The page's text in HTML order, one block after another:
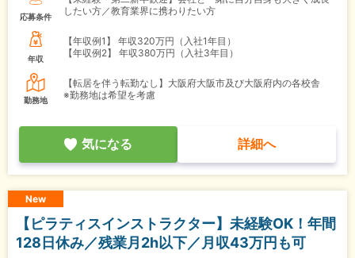
応募条件
したい方／教育業界に携わりたい方
年収
【年収例1】
年収320万円（入社1年目）
【年収例2】
年収380万円（入社3年目）
勤務地
【転居を伴う転勤なし】大阪府大阪市及び大阪府内の各校舎
※勤務地は希望を考慮
気になる 詳細へ
New
【ピラティスインストラクター】未経験OK！年間
128日休み／残業月2h以下／月収43万円も可